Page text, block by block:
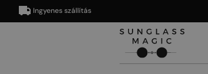
Ingyenes szállítás